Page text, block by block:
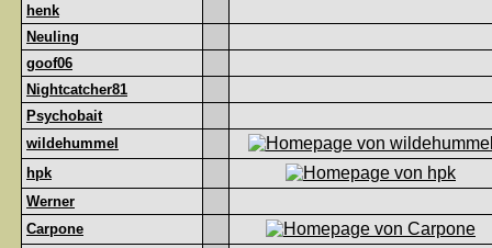
henk
Neuling
goof06
Nightcatcher81
Psychobait
wildehummel
hpk
Werner
Carpone